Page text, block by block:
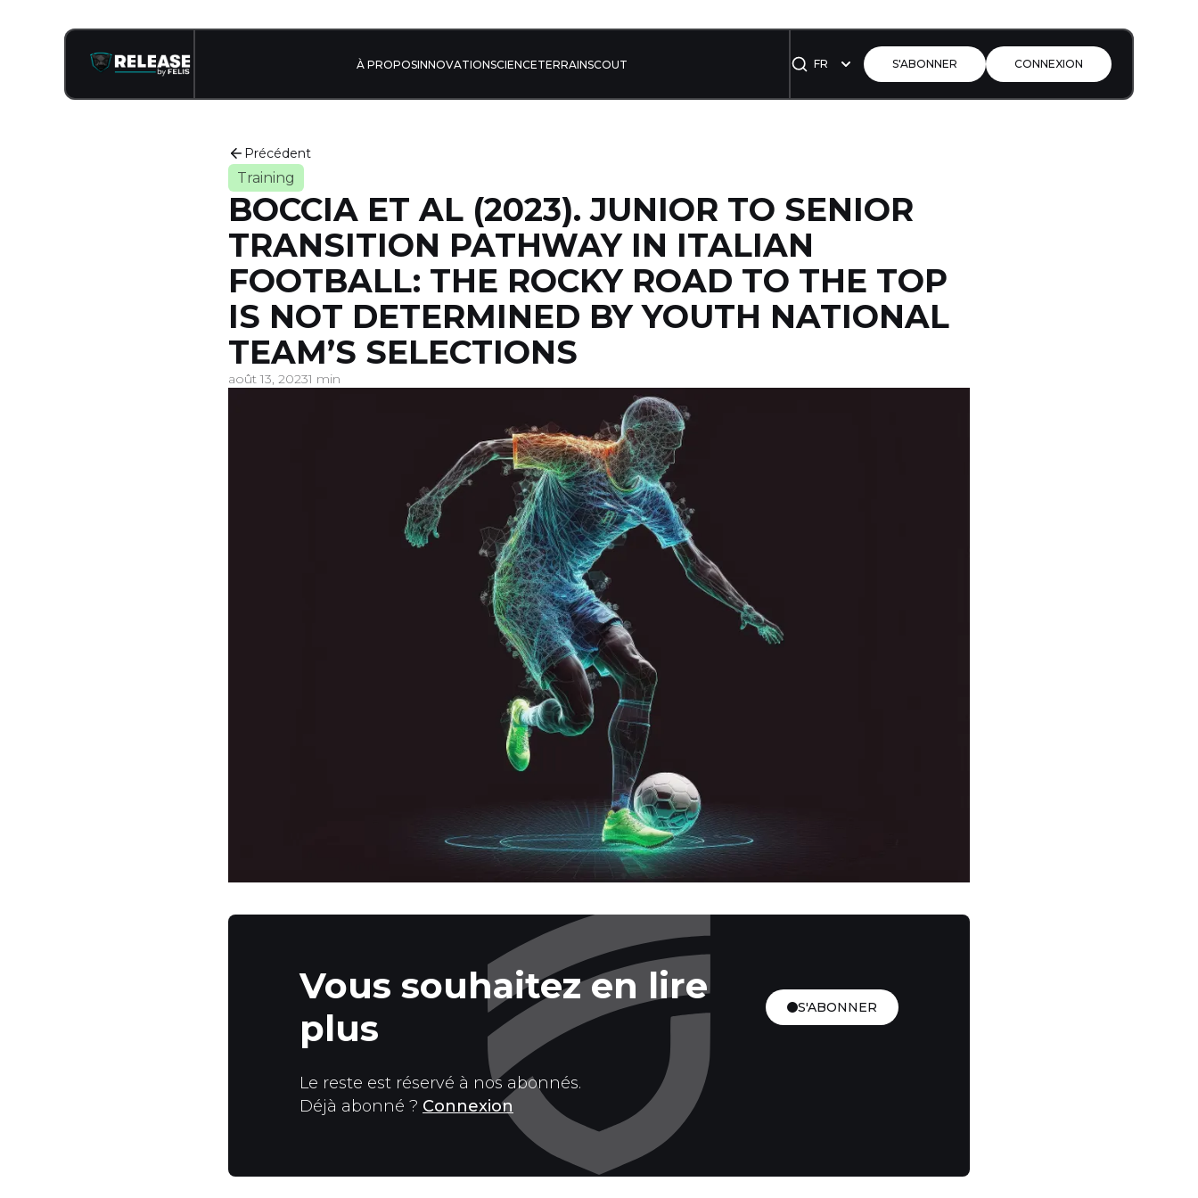
INNOVATIONSCIENCETERRAINSCOUT
À PROPOS FR S'ABONNER CONNEXION
Précédent
Training
BOCCIA ET AL (2023). JUNIOR TO SENIOR
TRANSITION PATHWAY IN ITALIAN
FOOTBALL: THE ROCKY ROAD TO THE TOP
IS NOT DETERMINED BY YOUTH NATIONAL
TEAM’S SELECTIONS
août 13, 20231 min
Vous souhaitez en lire
plus
S'ABONNER
Le reste est réservé à nos abonnés.
Déjà abonné ? Connexion